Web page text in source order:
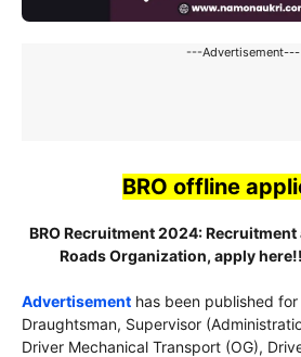
---Advertisement---
BRO offline
BRO Recruitment 2024:
Roads Organization, apply
Advertisement has been published
Draughtsman, Supervisor
Driver Mechanical Transport (OG),